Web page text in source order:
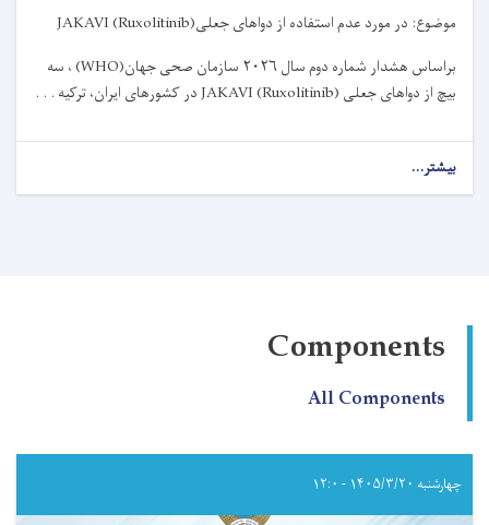
موضوع: در مورد عدم استفاده از دواهای جعلیJAKAVI (Ruxolitinib)
براساس هشدار شماره دوم سال ۲۰۲۶ سازمان صحی جهان(WHO)، سه
بیچ از دواهای جعلی JAKAVI (Ruxolitinib)در کشورهای ایران، ترکیه . . .
بیشتر...
اطلاعیه
Components
All Components
چهارشنبه ۱۴۰۵/۳/۲۰ - ۱۲:۰